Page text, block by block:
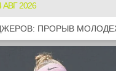
АВГ 2026
ПРОРЫВ